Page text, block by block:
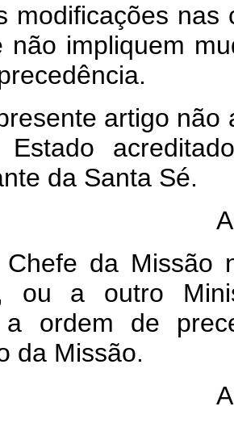
nas
não impliquem
artigo não
da Santa Sé.
da Missão
ou a outro
a ordem de
da Missão.